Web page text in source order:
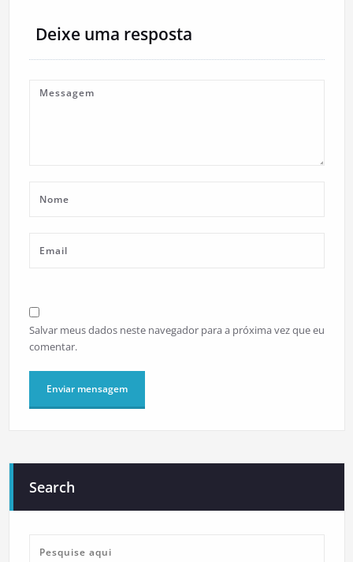
Deixe uma resposta
Salvar meus dados neste navegador para a próxima vez que eu
comentar.
Search